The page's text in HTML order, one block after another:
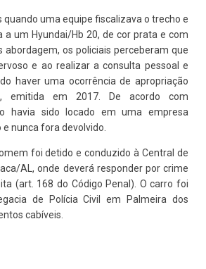
quando uma equipe fiscalizava o trecho e
a um Hyundai/Hb 20, de cor prata e com
abordagem, os policiais perceberam que
e ao realizar a consulta pessoal e
haver uma ocorrência de apropriação
emitida em 2017. De acordo com
havia sido locado em uma empresa
nunca fora devolvido.
foi detido e conduzido à Central de
AL, onde deverá responder por crime
(art. 168 do Código Penal). O carro foi
de Polícia Civil em Palmeira dos
cabíveis.